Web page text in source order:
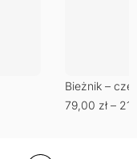
Bieżnik –
79,00 zł –